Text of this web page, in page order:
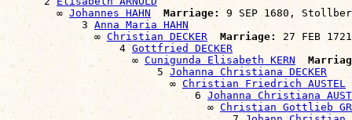
        ∞
Johannes HAHN Marriage: 9 SEP 1680,
            3
Anna Maria HAHN
              ∞
Christian DECKER Marriage: 27 FEB
                  4
Gottfried DECKER
                    ∞
Cunigunda Elisabeth KERN
                        5
Johanna Christiana DECKER
                          ∞
Christian Friedrich AUSTEL
                              6
Johanna Christiana
                                ∞
Christian Gottlieb